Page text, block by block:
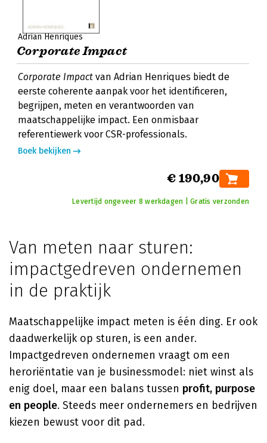
Adrian Henriques
Corporate Impact
Corporate Impact van Adrian Henriques biedt de
eerste coherente aanpak voor het identificeren,
begrijpen, meten en verantwoorden van
maatschappelijke impact. Een onmisbaar
referentiewerk voor CSR-professionals.
Boek bekijken
€ 190,90
Levertijd ongeveer 8 werkdagen | Gratis verzonden
Van meten naar sturen:
impactgedreven ondernemen
in de praktijk
Maatschappelijke impact meten is één ding. Er ook
daadwerkelijk op sturen, is een ander.
Impactgedreven ondernemen vraagt om een
heroriëntatie van je businessmodel: niet winst als
enig doel, maar een balans tussen profit, purpose
en people. Steeds meer ondernemers en bedrijven
kiezen bewust voor dit pad.